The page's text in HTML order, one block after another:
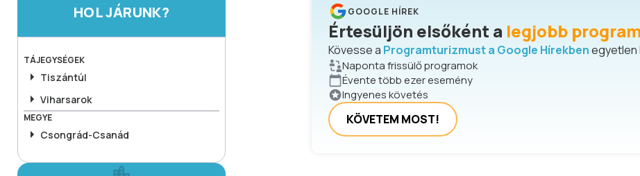
HOL JÁRUNK?
TÁJEGYSÉGEK
Tiszántúl
Viharsarok
MEGYE
Csongrád-Csanád
GOOGLE HÍREK
Értesüljön elsőként a legjobb
Kövesse a Programturizmust a Google Hírekbenegyetlen
Naponta frissülő programok
Évente több ezer esemény
Ingyenes követés
KÖVETEM MOST!